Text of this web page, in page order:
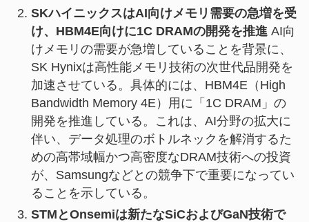
SKハイニックスはAI向けメモリ需要の急増を受
け、HBM4E向けに1C DRAMの開発を推進AI向
けメモリの需要が急増していることを背景に、
SK Hynixは高性能メモリ技術の次世代品開発を
加速させている。具体的には、HBM4E（High
Bandwidth Memory 4E）用に「1C DRAM」の
開発を推進している。これは、AI分野の拡大に
伴い、データ処理のボトルネックを解消するた
めの高帯域幅かつ高密度なDRAM技術への投資
が、Samsungなどとの競争下で重要になってい
ることを示している。
STMとOnsemiは新たなSiCおよびGaN技術で